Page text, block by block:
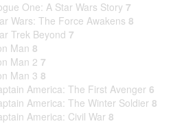
One: A Star Wars Story 7
Wars: The Force Awakens 8
Trek Beyond 7
Man 8
Man 2 7
Man 3 8
America: The First Avenger 6
America: The Winter Soldier 8
America: Civil War 8